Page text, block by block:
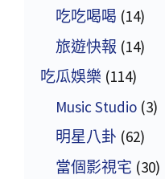
吃吃喝喝 (14)
旅遊快報 (14)
吃瓜娛樂 (114)
Music Studio (3)
明星八卦 (62)
當個影視宅 (30)